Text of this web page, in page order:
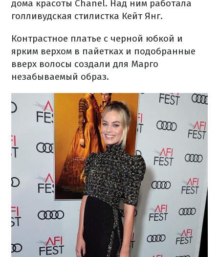
дома красоты Chanel. Над ним работала
голливудская стилистка Кейт Янг.
Контрастное платье с черной юбкой и
ярким верхом в пайетках и подобранные
вверх волосы создали для Марго
незабываемый образ.